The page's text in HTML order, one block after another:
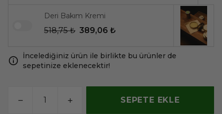
Deri Bakım Kremi
518,75 ₺ 389,06 ₺
İncelediğiniz ürün ile birlikte bu ürünler de
sepetinize eklenecektir!
SEPETE EKLE